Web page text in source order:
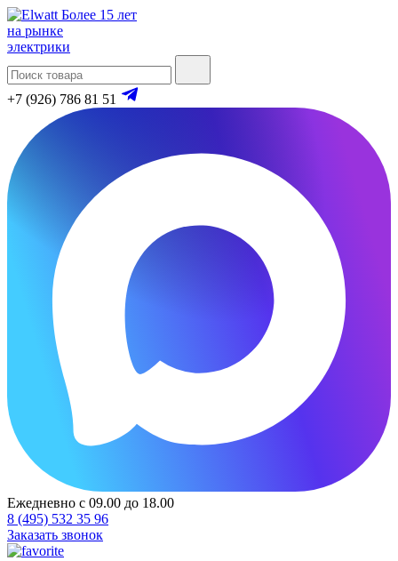
Более 15 лет
на рынке
электрики
+7 (926) 786 81 51
Ежедневно с 09.00 до 18.00
8 (495) 532 35 96
Заказать звонок